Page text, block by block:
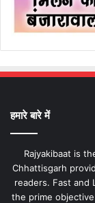
हमारे बारे में
Rajyakibaat is
Chhattisgarh
readers. Fast
the prime